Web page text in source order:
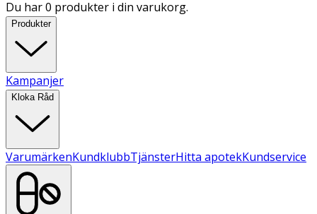
Du har 0 produkter i din varukorg.
Produkter
Kampanjer
Kloka Råd
VarumärkenKundklubbTjänsterHitta apotekKundservice